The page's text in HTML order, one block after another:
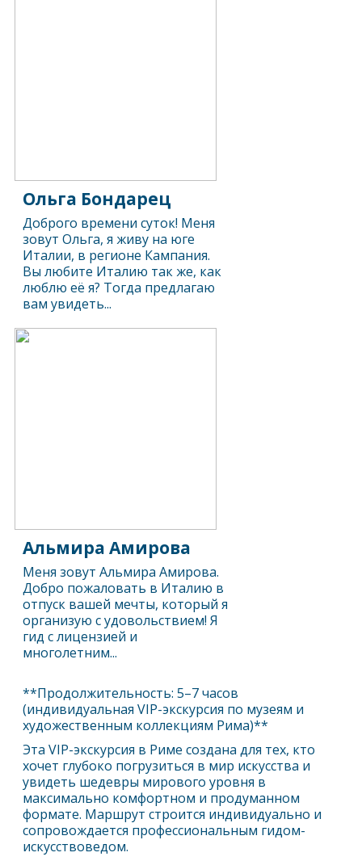
**Продолжительность: 5–7 часов
(индивидуальная VIP-экскурсия по музеям и
художественным коллекциям Рима)**
Эта VIP-экскурсия в Риме создана для тех, кто
хочет глубоко погрузиться в мир искусства и
увидеть шедевры мирового уровня в
максимально комфортном и продуманном
формате. Маршрут строится индивидуально и
сопровождается профессиональным гидом-
искусствоведом.
Ольга Бондарец
Доброго времени суток! Меня
зовут Ольга, я живу на юге
Италии, в регионе Кампания.
Вы любите Италию так же, как
люблю её я? Тогда предлагаю
вам увидеть...
Альмира Амирова
Меня зовут Альмира Амирова.
Добро пожаловать в Италию в
отпуск вашей мечты, который я
организую с удовольствием! Я
гид с лицензией и
многолетним...